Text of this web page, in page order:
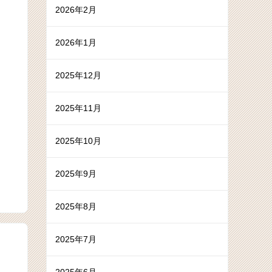
2026年2月
2026年1月
2025年12月
2025年11月
2025年10月
2025年9月
2025年8月
2025年7月